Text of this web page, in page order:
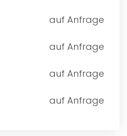
auf Anfrage
auf Anfrage
auf Anfrage
auf Anfrage